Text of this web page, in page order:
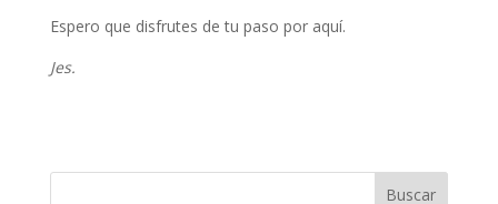
Espero que disfrutes de tu paso por aquí.
Jes.